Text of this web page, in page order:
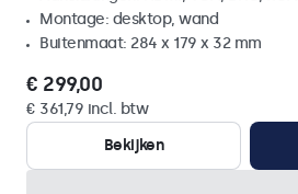
Montage: desktop, wand
Buitenmaat: 284 x 179 x 32 mm
€ 299,00
€ 361,79 incl. btw
Bekijken